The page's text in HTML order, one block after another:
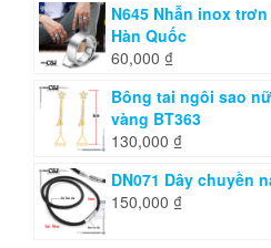
N645 Nhẫn inox
Hàn Quốc
60,000 ₫
Bông tai ngôi sao
vàng BT363
130,000 ₫
DN071 Dây chuyền
150,000 ₫